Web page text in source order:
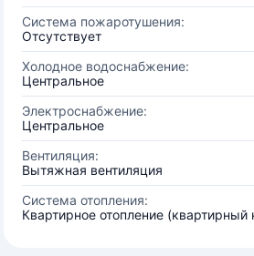
Система пожаротушения:
Отсутствует
Холодное водоснабжение:
Центральное
Электроснабжение:
Центральное
Вентиляция:
Вытяжная вентиляция
Система отопления:
Квартирное отопление (квартирный